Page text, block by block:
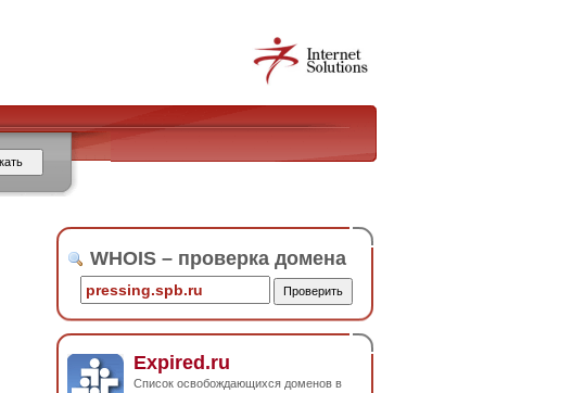
WHOIS – проверка домена
Expired.ru
Список освобождающихся доменов в